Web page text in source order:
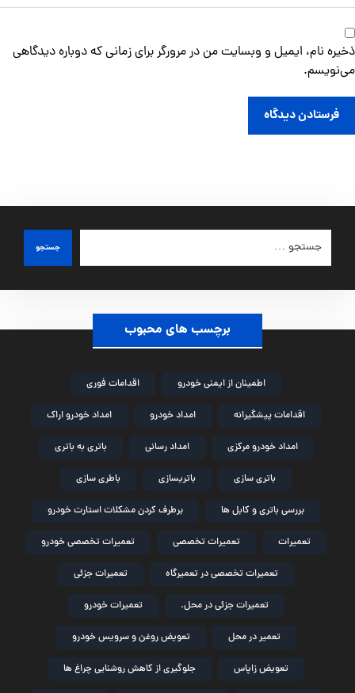
ذخیره نام، ایمیل و وبسایت من در مرورگر برای زمانی که دوباره دیدگاهی
می‌نویسم.
فرستادن دیدگاه
جستجو
برچسب های محبوب
اطمینان از ایمنی خودرو اقدامات فوری
اقدامات پیشگیرانه امداد خودرو امداد خودرو اراک
امداد خودرو مرکزی امداد رسانی باتری به باتری
باتری سازی باتریسازی باطری سازی
بررسی باتری و کابل ها برطرف کردن مشکلات استارت خودرو
تعمیرات تعمیرات تخصصی تعمیرات تخصصی خودرو
تعمیرات تخصصی در تعمیرگاه تعمیرات جزئی
تعمیرات جزئی در محل. تعمیرات خودرو
تعمیر در محل تعویض روغن و سرویس خودرو
تعویض زاپاس جلوگیری از کاهش روشنایی چراغ ها